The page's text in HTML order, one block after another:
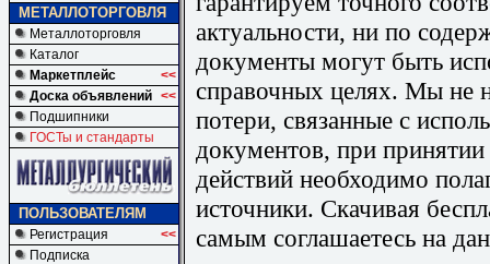
МЕТАЛЛОТОРГОВЛЯ
Металлоторговля
Каталог
Маркетплейс
<<
Доска объявлений <<
Подшипники
ГОСТы и стандарты
ПОЛЬЗОВАТЕЛЯМ
Регистрация
<<
Подписка
актуальности, ни по
документы могут быть
справочных целях. Мы не
потери, связанные с
документов, при
действий необходимо
источники. Скачивая
самым соглашаетесь на